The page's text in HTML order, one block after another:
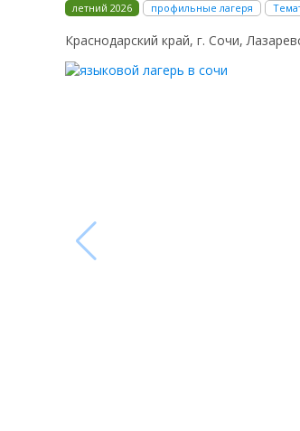
летний 2026 профильные лагеря
Краснодарский край, г. Сочи,